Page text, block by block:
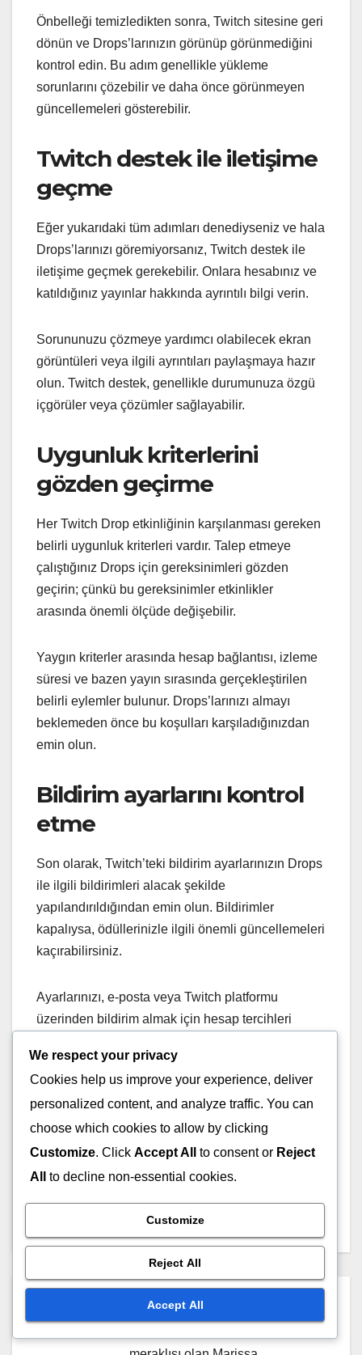
Önbelleği temizledikten sonra, Twitch sitesine geri
dönün ve Drops’larınızın görünüp görünmediğini
kontrol edin. Bu adım genellikle yükleme
sorunlarını çözebilir ve daha önce görünmeyen
güncellemeleri gösterebilir.
Twitch destek ile iletişime
geçme
Eğer yukarıdaki tüm adımları denediyseniz ve hala
Drops’larınızı göremiyorsanız, Twitch destek ile
iletişime geçmek gerekebilir. Onlara hesabınız ve
katıldığınız yayınlar hakkında ayrıntılı bilgi verin.
Sorununuzu çözmeye yardımcı olabilecek ekran
görüntüleri veya ilgili ayrıntıları paylaşmaya hazır
olun. Twitch destek, genellikle durumunuza özgü
içgörüler veya çözümler sağlayabilir.
Uygunluk kriterlerini
gözden geçirme
Her Twitch Drop etkinliğinin karşılanması gereken
belirli uygunluk kriterleri vardır. Talep etmeye
çalıştığınız Drops için gereksinimleri gözden
geçirin; çünkü bu gereksinimler etkinlikler
arasında önemli ölçüde değişebilir.
Yaygın kriterler arasında hesap bağlantısı, izleme
süresi ve bazen yayın sırasında gerçekleştirilen
belirli eylemler bulunur. Drops’larınızı almayı
beklemeden önce bu koşulları karşıladığınızdan
emin olun.
Bildirim ayarlarını kontrol
etme
Son olarak, Twitch’teki bildirim ayarlarınızın Drops
ile ilgili bildirimleri alacak şekilde
yapılandırıldığından emin olun. Bildirimler
kapalıysa, ödüllerinizle ilgili önemli güncellemeleri
kaçırabilirsiniz.
Ayarlarınızı, e-posta veya Twitch platformu
üzerinden bildirim almak için hesap tercihleri
edilmeye hazır olduğunda zamanında
bilgilendirilirsiniz.
Post
navigation
Twitch Drops Kıyafetleri:
Twitch Drops Spreyleri:
ByMarissa Quinn
We respect your privacy
Cookies help us improve your experience, deliver
personalized content, and analyze traffic. You can
choose which cookies to allow by clicking
Customize. Click Accept All to consent or Reject
All
to decline non-essential cookies.
Customize
Reject All
Accept All